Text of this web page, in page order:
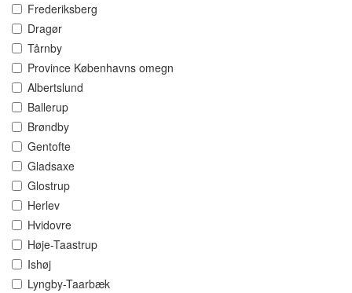
Frederiksberg
Dragør
Tårnby
Province Københavns omegn
Albertslund
Ballerup
Brøndby
Gentofte
Gladsaxe
Glostrup
Herlev
Hvidovre
Høje-Taastrup
Ishøj
Lyngby-Taarbæk